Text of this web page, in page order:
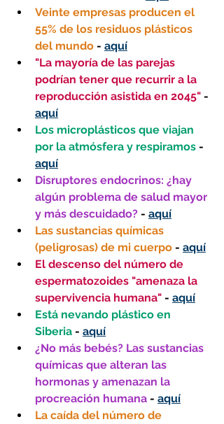
Veinte empresas producen el
55% de los residuos plásticos
del mundo - aquí
"La mayoría de las parejas
podrían tener que recurrir a la
reproducción asistida en 2045" -
aquí
Los microplásticos que viajan
por la atmósfera y respiramos -
aquí
Disruptores endocrinos: ¿hay
algún problema de salud mayor
y más descuidado? - aquí
Las sustancias químicas
(peligrosas) de mi cuerpo - aquí
El descenso del número de
espermatozoides "amenaza la
supervivencia humana" - aquí
Está nevando plástico en
Siberia - aquí
¿No más bebés? Las sustancias
químicas que alteran las
hormonas y amenazan la
procreación humana - aquí
La caída del número de